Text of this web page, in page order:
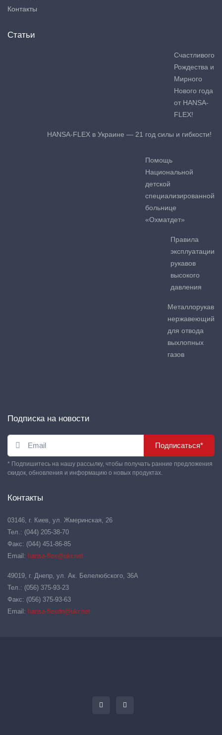
Контакты
Статьи
Счастливого
Рождества и
Мирного
Нового года
от HANSA-
FLEX!
HANSA-FLEX в Украине — 21 год силы и гибкости!
Помощь
Национальной
детской
специализированной
больнице
«Охматдет»
Правила
эксплуатации
рукавов
высокого
давления
Металлорукав
нержавеющий
для отвода
выхлопных
газов
Подписка на новости
Подписаться*
* Подпишитесь на нашу рассылку, чтобы получать ранние предложения
скидок, обновления и информацию о новых продуктах.
Контакты
03146, г. Киев, ул. Жмеринская, 26
Тел.: (044) 205-38-70
Факс: (044) 451-86-85
Email: hansa-flex@ukr.net
49019, г. Днепр, ул. Ак. Белелюбского, 36А
Тел.: (056) 375-93-23
Факс: (056) 375-93-63
Email: hansa-flexdn@ukr.net